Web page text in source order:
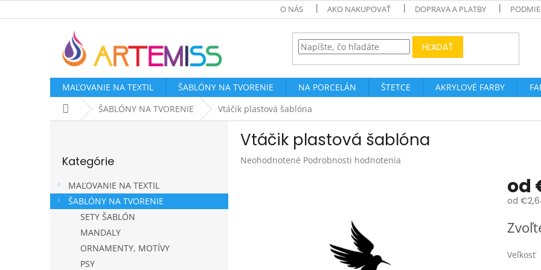
na
O NÁS AKO NAKUPOVAŤ DOPRAVA A PLATBY
HĽADAŤ
MAĽOVANIE NA TEXTIL ŠABLÓNY NA TVORENIE NA PORCELÁN ŠTETCE AKRYLOVÉ FARBY
DomovŠABLÓNY NA TVORENIE Vtáčik plastová šablóna
p
a
kategórie
Kategórie
MAĽOVANIE NA TEXTIL
ŠABLÓNY NA TVORENIE
SETY ŠABLÓN
MANDALY
ORNAMENTY, MOTÍVY
PSY
Vtáčik plastová šablóna
Priemerné
Neohodnotené Podrobnosti hodnotenia
od
od
cena:
Veľkosť